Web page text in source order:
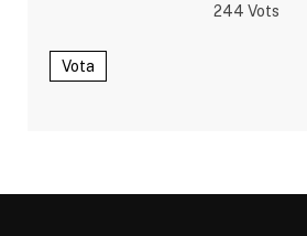
244 Vots
Vota